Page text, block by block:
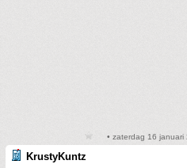
• zaterdag 16 januari
KrustyKuntz